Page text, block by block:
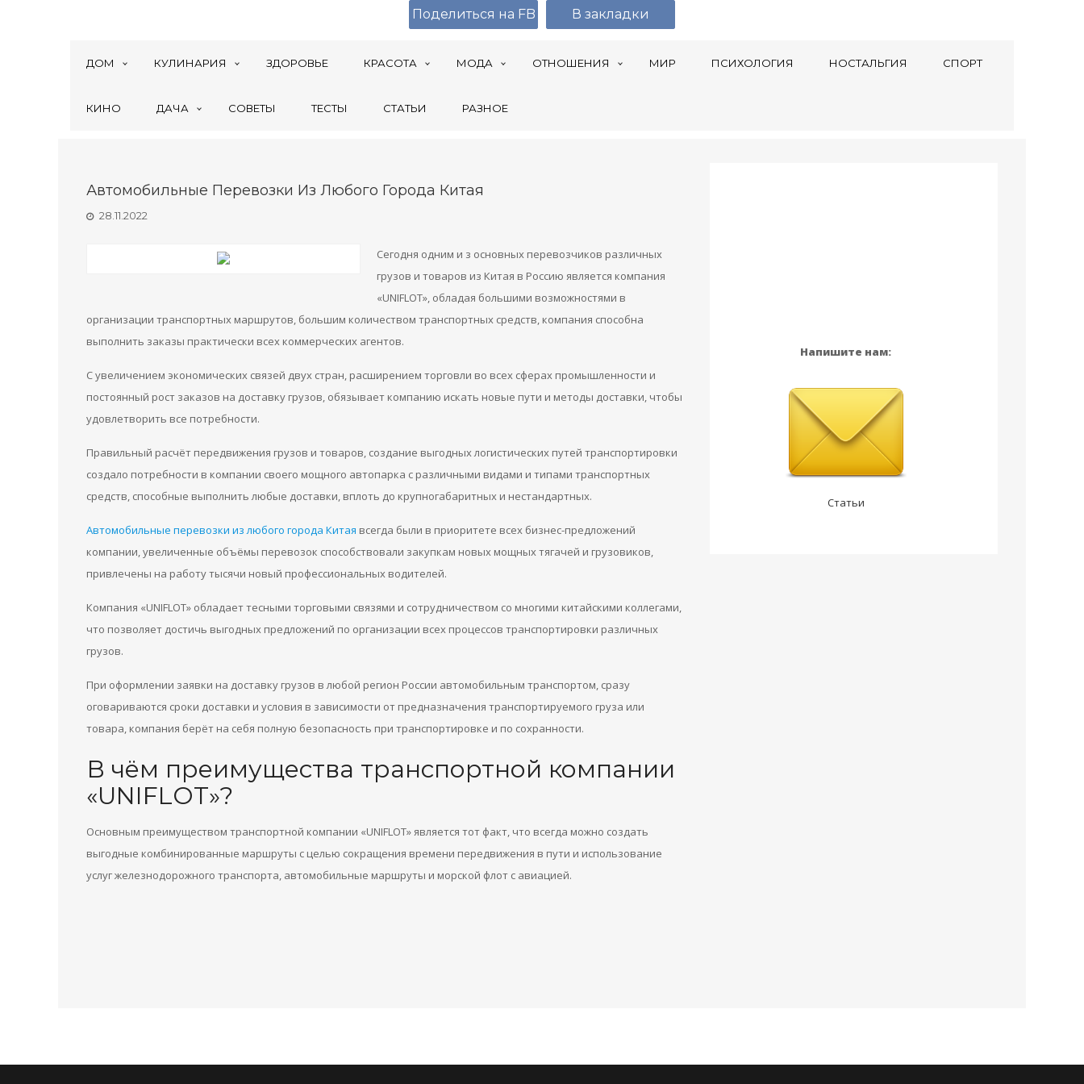
ДОМ КУЛИНАРИЯ ЗДОРОВЬЕ КРАСОТА МОДА ОТНОШЕНИЯ МИР ПСИХОЛОГИЯ НОСТАЛЬГИЯ СПОРТ
КИНО ДАЧА СОВЕТЫ ТЕСТЫ СТАТЬИ РАЗНОЕ
Автомобильные Перевозки Из Любого Города Китая
28.11.2022
Сегодня одним и з основных перевозчиков различных
грузов и товаров из Китая в Россию является компания
«UNIFLOT», обладая большими возможностями в
организации транспортных маршрутов, большим количеством транспортных средств, компания способна
выполнить заказы практически всех коммерческих агентов.
С увеличением экономических связей двух стран, расширением торговли во всех сферах промышленности и
постоянный рост заказов на доставку грузов, обязывает компанию искать новые пути и методы доставки, чтобы
удовлетворить все потребности.
Правильный расчёт передвижения грузов и товаров, создание выгодных логистических путей транспортировки
создало потребности в компании своего мощного автопарка с различными видами и типами транспортных
средств, способные выполнить любые доставки, вплоть до крупногабаритных и нестандартных.
Автомобильные перевозки из любого города Китая всегда были в приоритете всех бизнес-предложений
компании, увеличенные объёмы перевозок способствовали закупкам новых мощных тягачей и грузовиков,
привлечены на работу тысячи новый профессиональных водителей.
Компания «UNIFLOT» обладает тесными торговыми связями и сотрудничеством со многими китайскими коллегами,
что позволяет достичь выгодных предложений по организации всех процессов транспортировки различных
грузов.
При оформлении заявки на доставку грузов в любой регион России автомобильным транспортом, сразу
оговариваются сроки доставки и условия в зависимости от предназначения транспортируемого груза или
товара, компания берёт на себя полную безопасность при транспортировке и по сохранности.
В чём преимущества транспортной компании
«UNIFLOT»?
Основным преимуществом транспортной компании «UNIFLOT» является тот факт, что всегда можно создать
выгодные комбинированные маршруты с целью сокращения времени передвижения в пути и использование
услуг железнодорожного транспорта, автомобильные маршруты и морской флот с авиацией.
Напишите нам:
Статьи
Поделиться на FB В закладки